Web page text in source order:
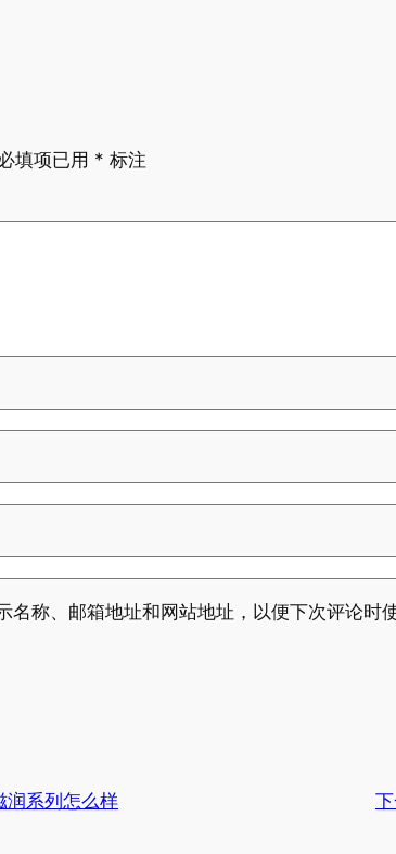
填项已用 * 标注
名称、邮箱地址和网站地址，以便下次评论时使
润系列怎么样 下